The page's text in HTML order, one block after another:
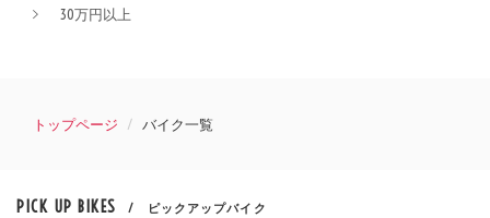
30万円以上
トップページ バイク一覧
PICK UP BIKES / ピックアップバイク